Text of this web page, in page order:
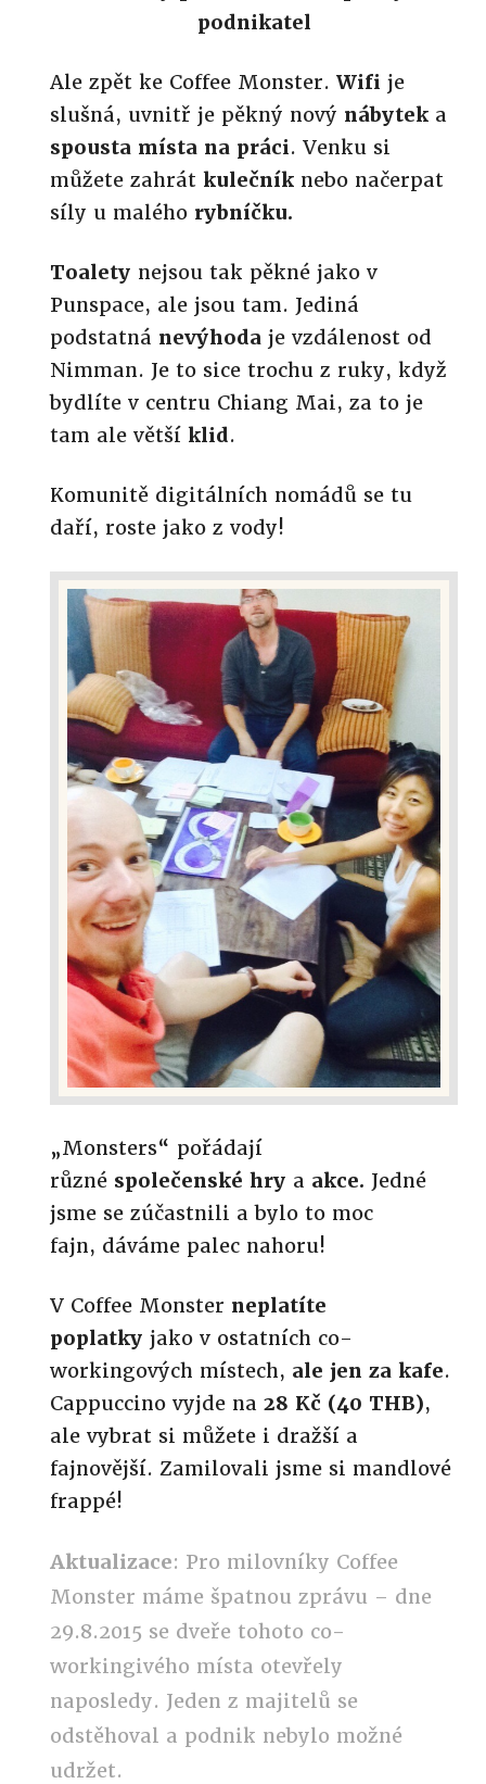
podnikatel
Ale zpět ke Coffee Monster. Wifi je
slušná, uvnitř je pěkný nový nábytek a
spousta místa na práci. Venku si
můžete zahrát kulečník nebo načerpat
síly u malého rybníčku.
Toalety nejsou tak pěkné jako v
Punspace, ale jsou tam. Jediná
podstatná nevýhoda je vzdálenost od
Nimman. Je to sice trochu z ruky, když
bydlíte v centru Chiang Mai, za to je
tam ale větší klid.
Komunitě digitálních nomádů se tu
daří, roste jako z vody!
„Monsters“ pořádají
různé společenské hry a akce. Jedné
jsme se zúčastnili a bylo to moc
fajn, dáváme palec nahoru!
V Coffee Monster neplatíte
poplatky jako v ostatních co-
workingových místech, ale jen za kafe.
Cappuccino vyjde na 28 Kč (40 THB),
ale vybrat si můžete i dražší a
fajnovější. Zamilovali jsme si mandlové
frappé!
Aktualizace: Pro milovníky Coffee
Monster máme špatnou zprávu – dne
29.8.2015 se dveře tohoto co-
workingivého místa otevřely
naposledy. Jeden z majitelů se
odstěhoval a podnik nebylo možné
udržet.